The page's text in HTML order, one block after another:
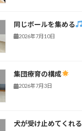
同じボールを集める
2026年7月10日
集団療育の構成
2026年7月3日
犬が受け止めてくれる